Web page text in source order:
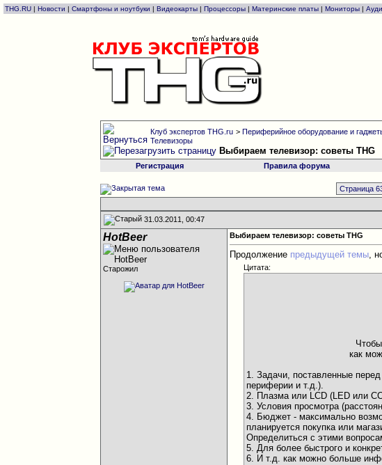
THG.RU | Новости | Смартфоны и ноутбуки | Видеокарты | Процессоры | Материнские платы | Мониторы |
Клуб экспертов THG.ru >Периферийное оборудование и
Телевизоры
Выбираем телевизор: советы THG
Регистрация Правила форума
Страница
31.03.2011, 00:47
HotBeer
Старожил
Выбираем телевизор: советы THG
Продолжение предыдущей темы,
Цитата:
как
1. Задачи, поставленные
периферии и т.д.).
2. Плазма или LCD (LED или
3. Условия просмотра
4. Бюджет - максимально
планируется покупка или
Определиться с этими
5. Для более быстрого и
6. И т.д. как можно больше